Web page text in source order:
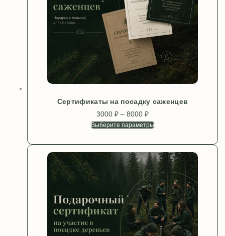
Сертификаты на посадку саженцев
3000 ₽ – 8000 ₽
цен:
–
8000 ₽
Выберите параметры
товар
имеет
несколько
вариаций.
Опции
можно
выбрать
на
странице